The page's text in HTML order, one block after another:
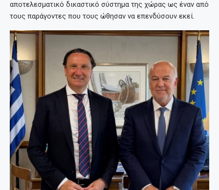
αποτελεσματικό δικαστικό σύστημα της χώρας ως έναν από
τους παράγοντες που τους ώθησαν να επενδύσουν εκεί.